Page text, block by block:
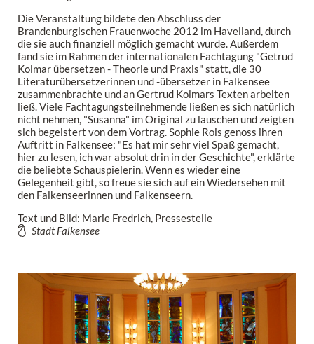
Die Veranstaltung bildete den Abschluss der
Brandenburgischen Frauenwoche 2012 im Havelland, durch
die sie auch finanziell möglich gemacht wurde. Außerdem
fand sie im Rahmen der internationalen Fachtagung "Getrud
Kolmar übersetzen - Theorie und Praxis" statt, die 30
Literaturübersetzerinnen und -übersetzer in Falkensee
zusammenbrachte und an Gertrud Kolmars Texten arbeiten
ließ. Viele Fachtagungsteilnehmende ließen es sich natürlich
nicht nehmen, "Susanna" im Original zu lauschen und zeigten
sich begeistert von dem Vortrag. Sophie Rois genoss ihren
Auftritt in Falkensee: "Es hat mir sehr viel Spaß gemacht,
hier zu lesen, ich war absolut drin in der Geschichte", erklärte
die beliebte Schauspielerin. Wenn es wieder eine
Gelegenheit gibt, so freue sie sich auf ein Wiedersehen mit
den Falkenseerinnen und Falkenseern.
Text und Bild: Marie Fredrich, Pressestelle
Stadt Falkensee